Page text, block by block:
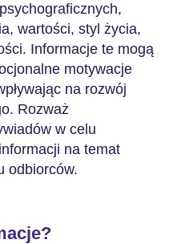
wartości, styl życia,
Informacje te mogą
motywacje
na rozwój
Rozważ
w celu
na temat
odbiorców.